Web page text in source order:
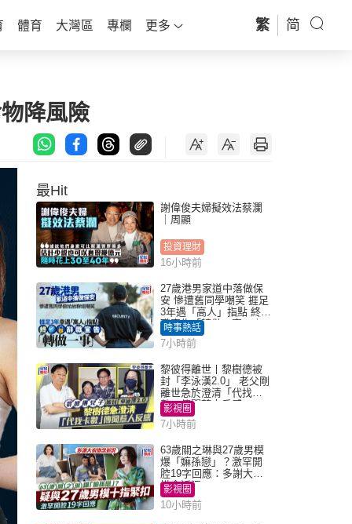
體育 大灣區 專欄 更多 繁 简
降風險
最Hit
謝偉俊夫婦擬效法蔡瀾
｜周顯
投資理財
16小時前
27歲港男家道中落做保
安 慘遭舊同學嘲笑 捱足
3年遇「高人」指點 終辭
職宣告「轉做一事」｜
Juicy叮
時事熱話
7小時前
黎彼得離世丨黎樹德被
封「李泳漢2.0」 老父剛
離世急於澄清「代找卡
數」傳聞惹人反感
影視圈
7小時前
63歲關之琳與27歲男模
爆「嫲孫戀」？激罕開
腔19字回應：多謝大家
掛念近況
影視圈
10小時前